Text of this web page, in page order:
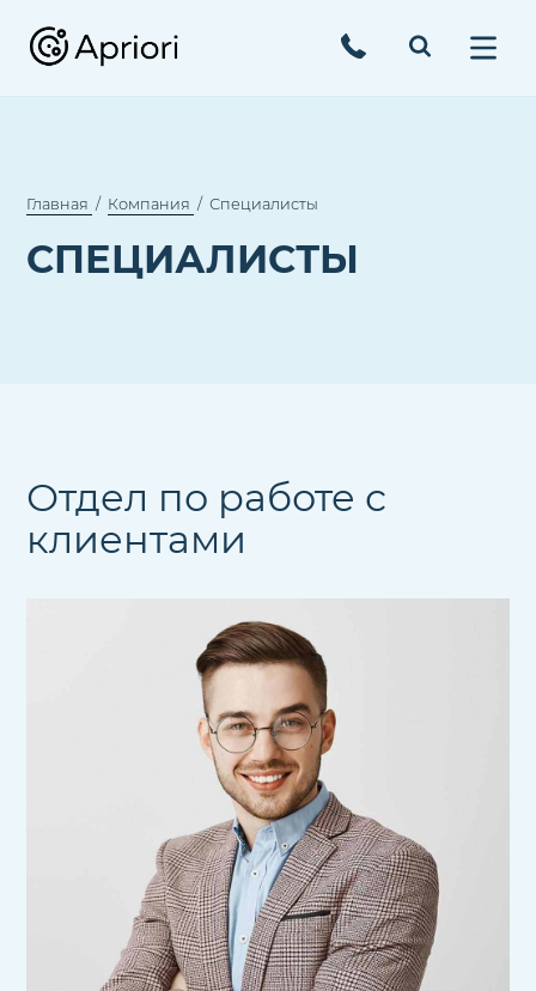
Главная Компания Специалисты
СПЕЦИАЛИСТЫ
Отдел по работе с
клиентами